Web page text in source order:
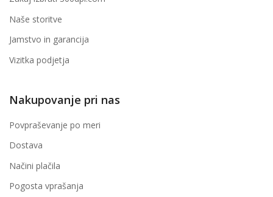
Naše storitve
Jamstvo in garancija
Vizitka podjetja
Nakupovanje pri nas
Povpraševanje po meri
Dostava
Načini plačila
Pogosta vprašanja